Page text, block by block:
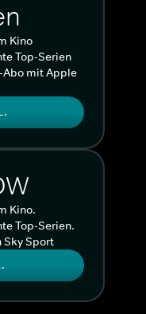
Kino
Top-Serien
mit Apple
Kino.
Top-Serien.
Sky Sport